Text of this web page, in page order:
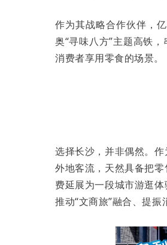
作为其战略合作伙伴，
奥“寻味八方”主题高铁
消费者享用零食的场景。
选择长沙，并非偶然。
外地客流，天然具备把
费延展为一段城市游逛
推动“文商旅”融合、提振